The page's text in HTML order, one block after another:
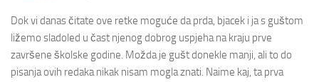
Dok vi danas čitate ove retke moguće da prda, bjacek i ja s guštom
ližemo sladoled u čast njenog dobrog uspjeha na kraju prve
završene školske godine. Možda je gušt donekle manji, ali to do
pisanja ovih redaka nikak nisam mogla znati. Naime kaj, ta prva